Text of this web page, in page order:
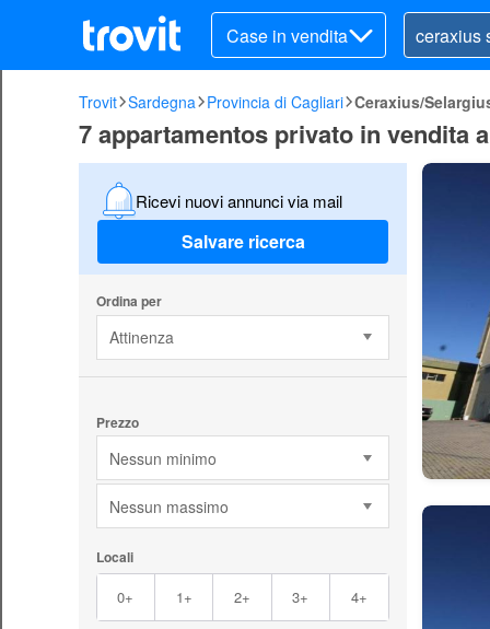
Case in vendita
Trovit Sardegna Provincia di Cagliari Ceraxius/
7 appartamentos privato in vendita
Ricevi nuovi annunci via mail
Salvare ricerca
Ordina per
Attinenza
Prezzo
Nessun minimo
Nessun massimo
Locali
0+ 1+ 2+ 3+ 4+